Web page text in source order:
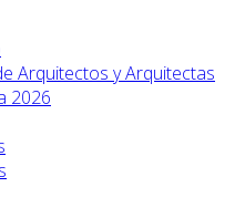
Arquitectos y Arquitectas
2026